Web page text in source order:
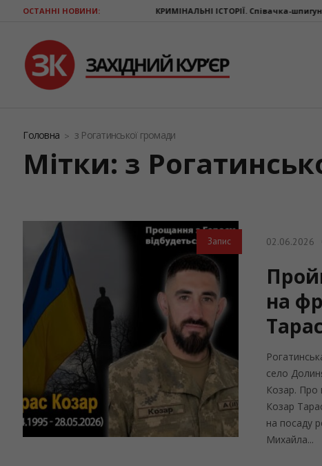
ОСТАННІ НОВИНИ:КРИМІНАЛЬНІ ІСТОРІЇ. Співачка-шпигунка Жара
Головна з Рогатинської громади
Мітки: з
Запис 02.06.2026
на
село
Козар. Про
Козар
на посаду
Михайла...